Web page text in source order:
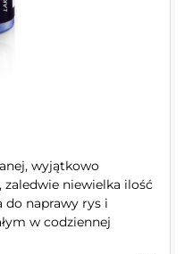
wyjątkowo
niewielka ilość
do naprawy rys i
w codziennej